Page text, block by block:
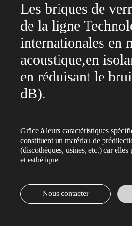
Les briques de
de la ligne
internationales en
acoustique,en
en réduisant le
dB).
Grâce à leurs caractéristiques
constituent un matériau de
(discothèques, usines, etc.) car
et esthétique.
Nous contacter